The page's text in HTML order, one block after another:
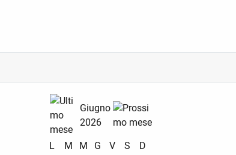
Giugno
2026
L M M G V S
D